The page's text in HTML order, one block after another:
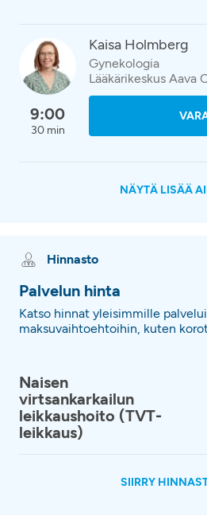
9:00
30 min
Kaisa Holmberg
Gynekologia
Lääkärikeskus Aava
NÄYTÄ LISÄÄ
Hinnasto
Palvelun hinta
Katso hinnat yleisimmille
maksuvaihtoehtoihin, kuten
Naisen
virtsankarkailun
leikkaushoito (TVT-
leikkaus)
SIIRRY